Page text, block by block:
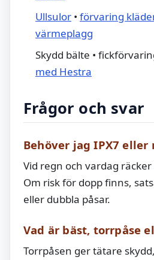
Ullsulor • förvaring
värmeplagg
Skydd bälte •
med Hestra
Frågor och svar
Behöver jag IPX7 eller
Vid regn och vardag
Om risk för dopp finns,
eller dubbla påsar.
Vad är bäst, torrpåse
Torrpåsen ger tätare